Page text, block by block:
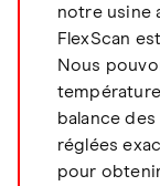
notre usine
FlexScan
Nous
balance
réglées
pour